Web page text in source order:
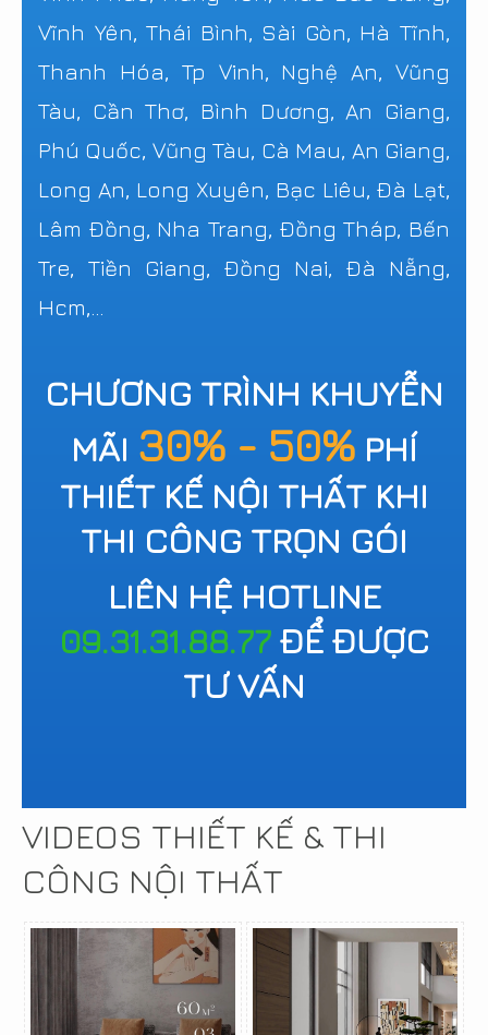
Vĩnh Yên, Thái Bình, Sài Gòn, Hà Tĩnh,
Thanh Hóa, Tp Vinh, Nghệ An, Vũng
Tàu, Cần Thơ, Bình Dương, An Giang,
Phú Quốc, Vũng Tàu, Cà Mau, An Giang,
Long An, Long Xuyên, Bạc Liêu, Đà Lạt,
Lâm Đồng, Nha Trang, Đồng Tháp, Bến
Tre, Tiền Giang, Đồng Nai, Đà Nẵng,
Hcm,...
CHƯƠNG TRÌNH KHUYỄN
MÃI 30% - 50% PHÍ
THIẾT KẾ NỘI THẤT KHI
THI CÔNG TRỌN GÓI
LIÊN HỆ HOTLINE
09.31.31.88.77ĐỂ ĐƯỢC
TƯ VẤN
VIDEOS THIẾT KẾ & THI
CÔNG NỘI THẤT